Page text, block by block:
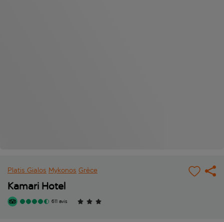
Platis Gialos Mykonos Grèce
Kamari Hotel
611 avis